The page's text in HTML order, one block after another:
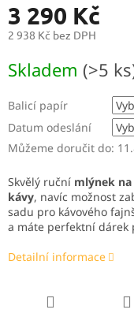
3 290 Kč
2 938 Kč bez DPH
cena:
Skladem (>5
Balicí papír
Datum odeslání
Můžeme doručit do:
Skvělý ruční mlýnek
kávy, navíc možnost
sadu pro kávového
a máte perfektní dárek
Detailní informace